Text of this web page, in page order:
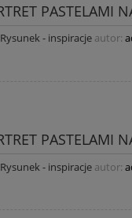
PASTELAMI
Rysunek - inspiracje autor:
PASTELAMI
Rysunek - inspiracje autor: